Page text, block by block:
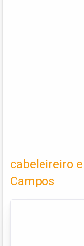
cabeleireiro
Campos